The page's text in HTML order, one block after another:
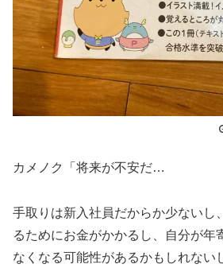
カメノク「将来が不安だ…
手取りは新入社員だからか少ないし
るためにお金がかかるし、自分が年
なくなる可能性があるかもしれない